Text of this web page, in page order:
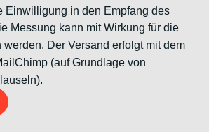
Einwilligung in den Empfang des
Messung kann mit Wirkung für die
Der Versand erfolgt mit dem
(auf Grundlage von